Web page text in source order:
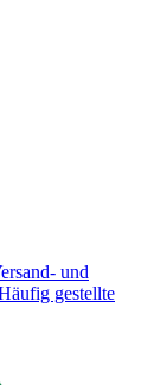
und
gestellte